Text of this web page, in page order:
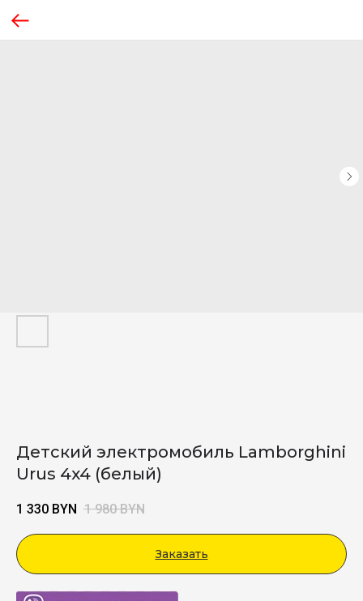
Детский электромобиль Lamborghini
Urus 4x4 (белый)
1 330 BYN 1 980 BYN
Заказать
Viber